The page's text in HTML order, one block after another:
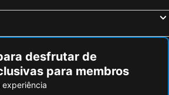
desfrutar de
para membros
experiência